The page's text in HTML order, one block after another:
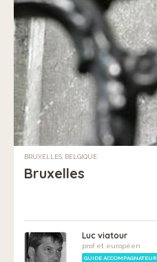
BRUXELLES, BELGIQUE
Bruxelles
Luc viatour
prof et européen
GUIDE ACCOMPAGNATEUR